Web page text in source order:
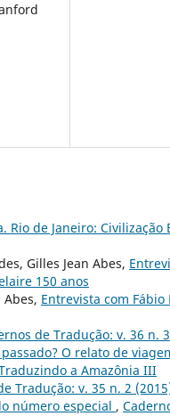
de Janeiro: Civilização
Gilles Jean Abes,
150 anos
Entrevista com Fábio
de Tradução: v. 36 n.
O relato de
a Amazônia III
Tradução: v. 35 n. 2
número especial ,